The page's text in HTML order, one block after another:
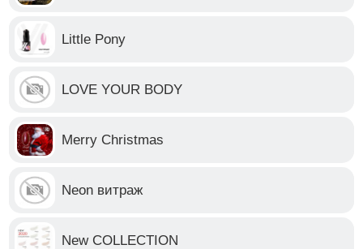
Little Pony
LOVE YOUR BODY
Merry Christmas
Neon витраж
New COLLECTION